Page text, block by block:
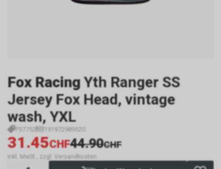
Fox Racing Yth Ranger SS
Jersey Fox Head, vintage
wash, YXL
P37752 191972989520
31.45CHF44.90CHF
inkl. MwSt., zzgl. Versandkosten